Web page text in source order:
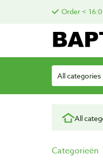
Order <
All categories
All
Categorieën